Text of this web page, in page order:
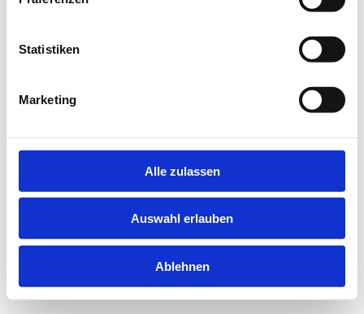
Statistiken
Marketing
Alle zulassen
Auswahl erlauben
Ablehnen